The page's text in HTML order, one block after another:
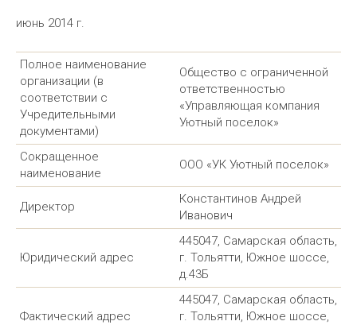
июнь 2014 г.
Полное наименование
организации (в
соответствии с
Учредительными
документами)
Общество с ограниченной
ответственностью
«Управляющая компания
Уютный поселок»
Сокращенное
наименование
ООО «УК Уютный поселок»
Директор
Константинов Андрей
Иванович
Юридический адрес
445047, Самарская область,
г. Тольятти, Южное шоссе,
д.43Б
Фактический адрес
445047, Самарская область,
г. Тольятти, Южное шоссе,